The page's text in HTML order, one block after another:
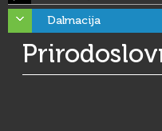
Dalmacija